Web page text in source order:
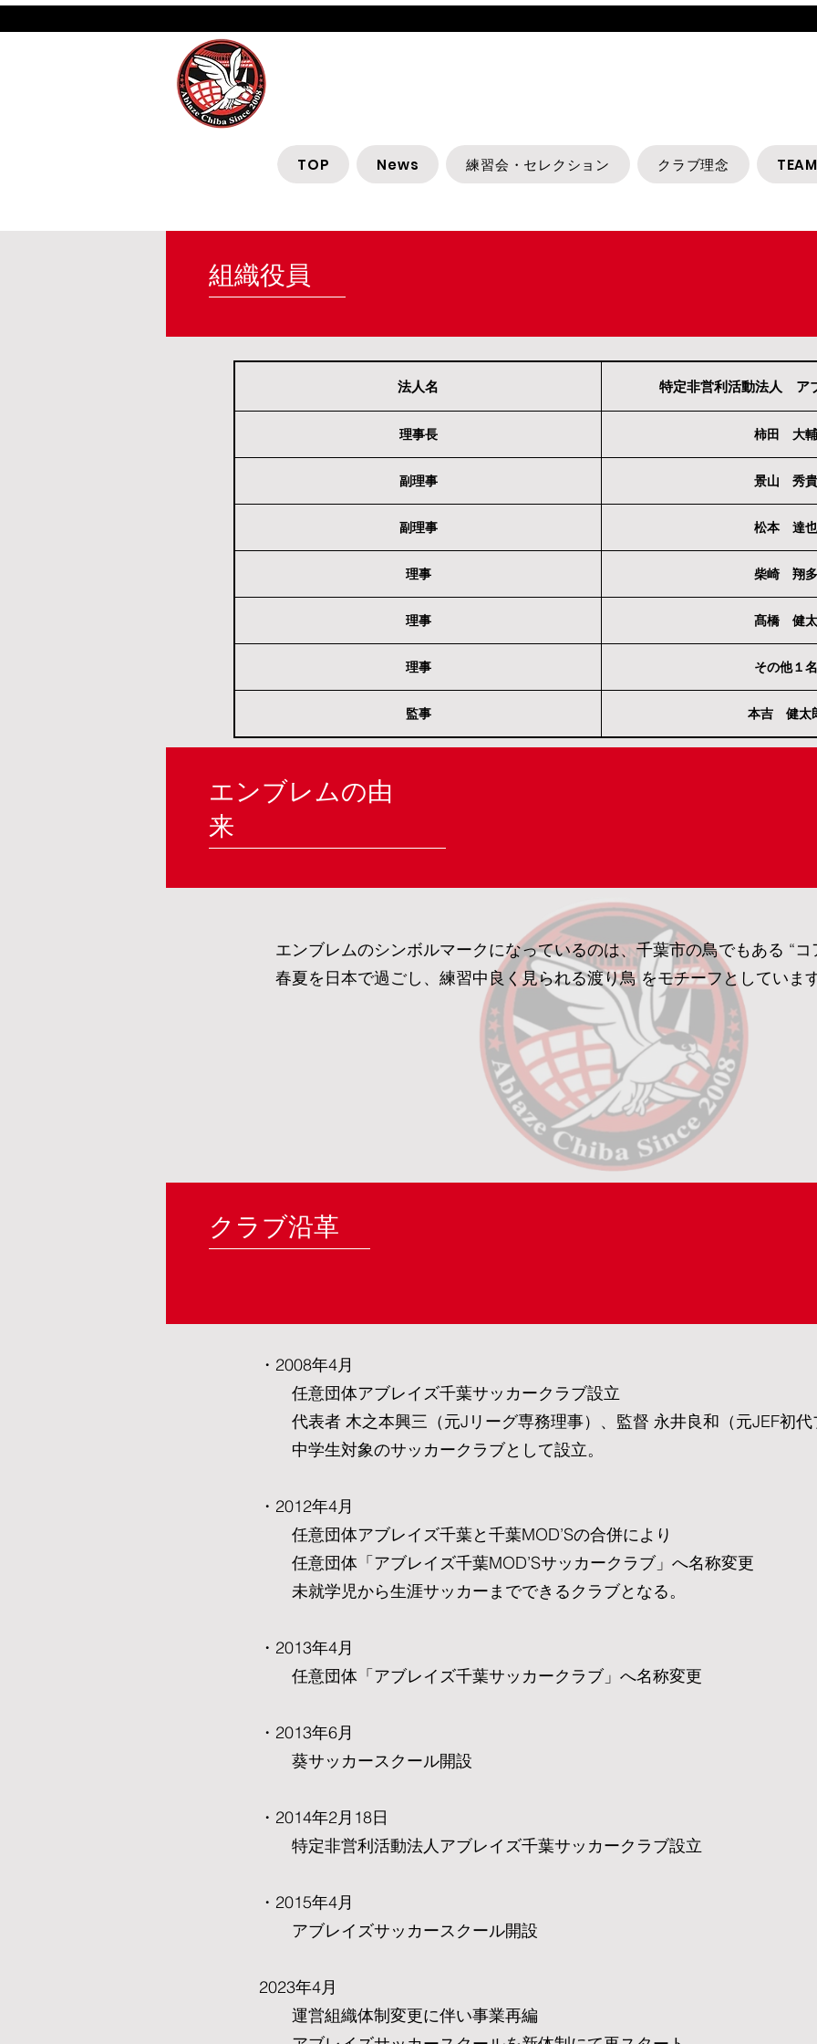
TOP News 練習会・セレクション クラブ理念 TEAM
組織役員
法人名 特定非営利活動法人 ア
理事長 柿田 大輔
副理事 景山 秀貴
副理事 松本 達也
理事 柴崎 翔多
理事 髙橋 健太
理事 その他１名
監事 本吉 健太
エンブレムの由
来
エンブレムのシンボルマークになっているのは、千葉市の鳥でもある “コ
春夏を日本で過ごし、練習中良く見られる渡り鳥 をモチーフとしています
クラブ沿革
・2008年4月
任意団体アブレイズ千葉サッカークラブ設立
代表者 木之本興三（元Jリーグ専務理事）、監督 永井良和（元JEF初代
中学生対象のサッカークラブとして設立。
・2012年4月
任意団体アブレイズ千葉と千葉MOD’Sの合併により
任意団体「アブレイズ千葉MOD’Sサッカークラブ」へ名称変更
未就学児から生涯サッカーまでできるクラブとなる。
・2013年4月
任意団体「アブレイズ千葉サッカークラブ」へ名称変更
・2013年6月
葵サッカースクール開設
・2014年2月18日
特定非営利活動法人アブレイズ千葉サッカークラブ設立
・2015年4月
アブレイズサッカースクール開設
2023年4月
運営組織体制変更に伴い事業再編